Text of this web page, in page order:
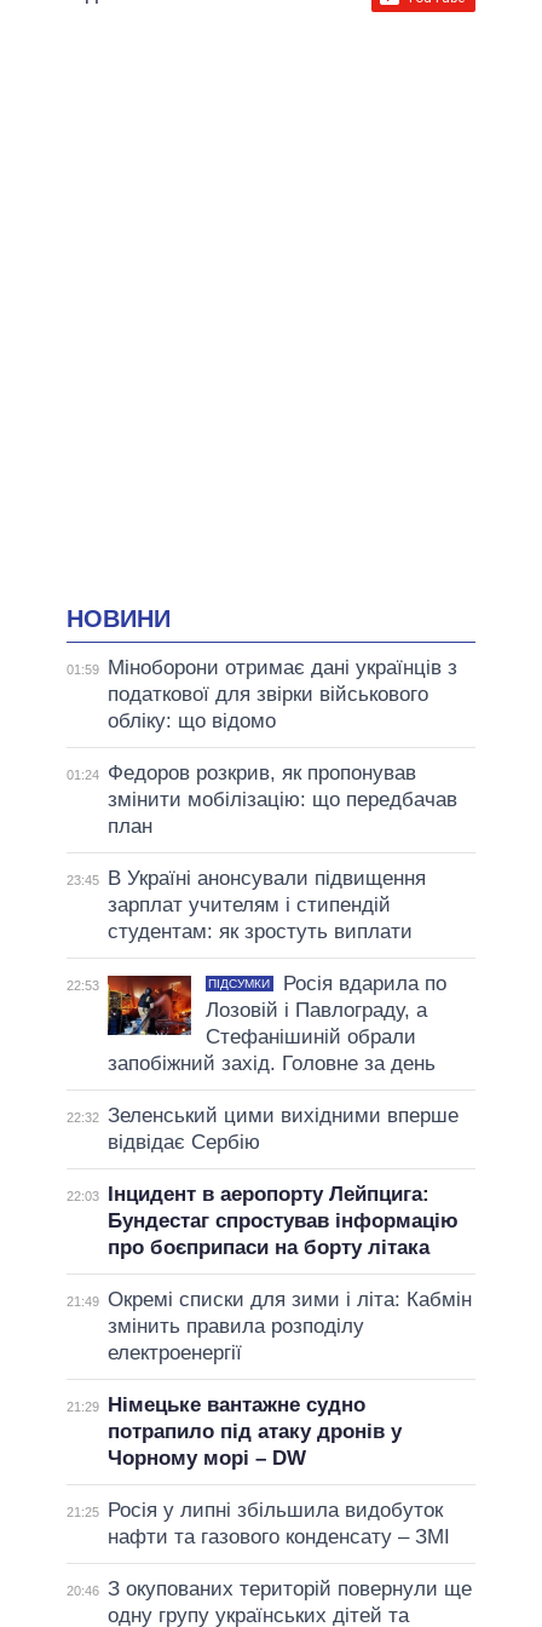
НОВИНИ
01:59
Міноборони отримає дані українців з
податкової для звірки військового
обліку: що відомо
01:24
Федоров розкрив, як пропонував
змінити мобілізацію: що передбачав
план
23:45
В Україні анонсували підвищення
зарплат учителям і стипендій
студентам: як зростуть виплати
22:53 ПІДСУМКИ
Росія вдарила по
Лозовій і Павлограду, а
Стефанішиній обрали
запобіжний захід. Головне за день
22:32 Зеленський цими вихідними вперше
відвідає Сербію
22:03
Інцидент в аеропорту Лейпцига:
Бундестаг спростував інформацію
про боєприпаси на борту літака
21:49 Окремі списки для зими і літа: Кабмін
змінить правила розподілу
електроенергії
21:29
Німецьке вантажне судно
потрапило під атаку дронів у
Чорному морі – DW
21:25
Росія у липні збільшила видобуток
нафти та газового конденсату – ЗМІ
20:46 З окупованих територій повернули ще
одну групу українських дітей та